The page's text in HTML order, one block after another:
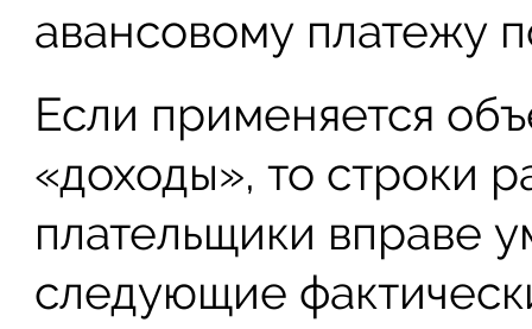
авансовому платежу
Если применяется
«доходы», то строки
плательщики вправе
следующие